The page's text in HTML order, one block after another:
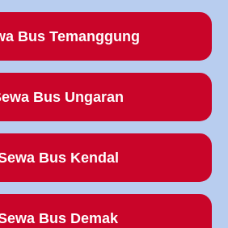
Bus Temanggung
Bus Ungaran
Bus Kendal
Bus Demak